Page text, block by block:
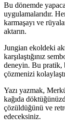
Bu dönemde
uygulamalarıdır.
karmaşayı ve
aktarın.
Jungian ekoldeki
karşılaştığınız
deneyin. Bu pratik,
çözmenizi
Yazı yazmak,
kağıda
çözüldüğünü ve
edeceksiniz.